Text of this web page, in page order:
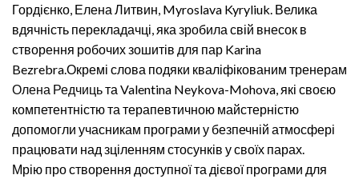
Гордієнко, Елена Литвин, Myroslava Kyryliuk. Велика
вдячність перекладачці, яка зробила свій внесок в
створення робочих зошитів для пар Karina
Bezrebra.Окремі слова подяки кваліфікованим тренерам
Олена Редчицьта Valentina Neykova-Mohova, які своєю
компетентністю та терапевтичною майстерністю
допомогли учасникам програми у безпечній атмосфері
працювати над зціленням стосунків у своїх парах.
Мрію про створення доступної та дієвої програми для